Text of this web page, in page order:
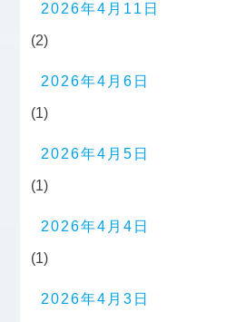
2026年4月11日
(2)
2026年4月6日
(1)
2026年4月5日
(1)
2026年4月4日
(1)
2026年4月3日